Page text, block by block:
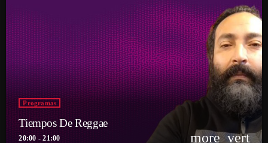
Programas
Tiempos De Reggae
20:00 - 21:00 more_vert